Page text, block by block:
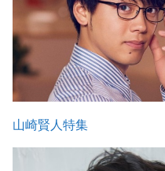
山崎賢人特集